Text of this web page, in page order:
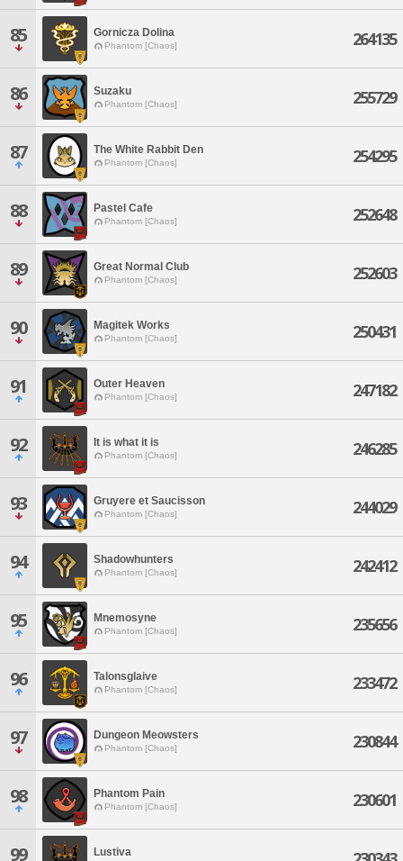
85 Gornicza Dolina
Phantom [Chaos] 264135
86 Suzaku
Phantom [Chaos] 255729
87 The White Rabbit Den
Phantom [Chaos] 254295
88 Pastel Cafe
Phantom [Chaos] 252648
89 Great Normal Club
Phantom [Chaos] 252603
90 Magitek Works
Phantom [Chaos] 250431
91 Outer Heaven
Phantom [Chaos] 247182
92 It is what it is
Phantom [Chaos] 246285
93 Gruyere et Saucisson
Phantom [Chaos] 244029
94 Shadowhunters
Phantom [Chaos] 242412
95 Mnemosyne
Phantom [Chaos] 235656
96 Talonsglaive
Phantom [Chaos] 233472
97 Dungeon Meowsters
Phantom [Chaos] 230844
98 Phantom Pain
Phantom [Chaos] 230601
99 Lustiva